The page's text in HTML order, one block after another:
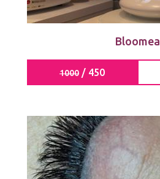
Bloomea
1000 / 450